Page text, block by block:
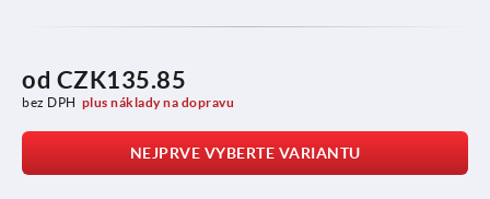
od CZK135.85
bez DPH plus náklady na dopravu
NEJPRVE VYBERTE VARIANTU